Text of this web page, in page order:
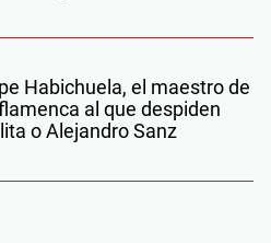
Habichuela, el maestro de
al que despiden
o Alejandro Sanz